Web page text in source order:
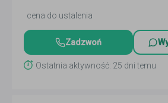
cena do ustalenia
Zadzwoń
Ostatnia aktywność: 25 dni temu